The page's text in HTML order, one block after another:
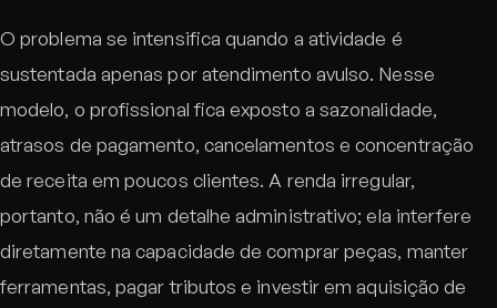
O problema se intensifica quando a atividade é
sustentada apenas por atendimento avulso. Nesse
modelo, o profissional fica exposto a sazonalidade,
atrasos de pagamento, cancelamentos e concentração
de receita em poucos clientes. A renda irregular,
portanto, não é um detalhe administrativo; ela interfere
diretamente na capacidade de comprar peças, manter
ferramentas, pagar tributos e investir em aquisição de